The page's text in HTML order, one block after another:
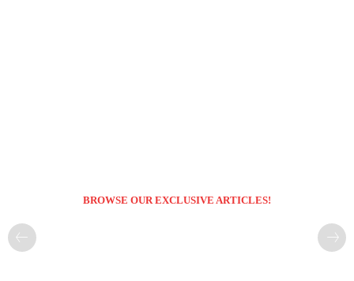
BROWSE OUR EXCLUSIVE ARTICLES!